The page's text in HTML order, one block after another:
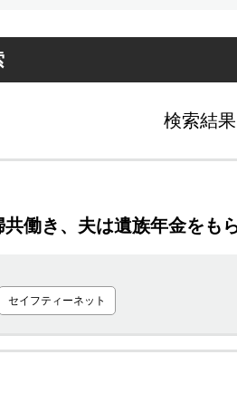
検索結
働き、夫は遺族年金をも
セイフティーネット